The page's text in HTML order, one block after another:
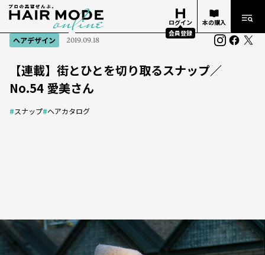
ログイン
会員登録
本の購入
ヘアデザイン 2019.09.18
【連載】街とひとを切り取るスナップ／
No.54 愛美さん
#スナップ#ヘアカタログ